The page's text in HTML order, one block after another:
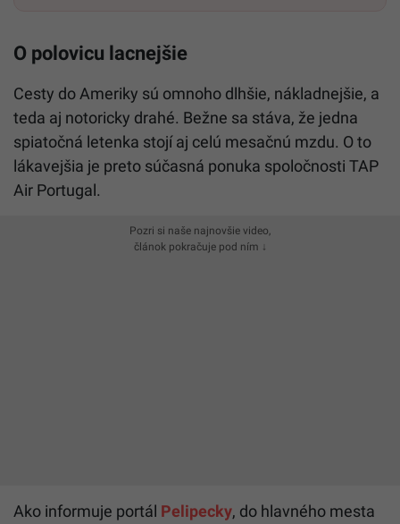
O polovicu lacnejšie
Cesty do Ameriky sú omnoho dlhšie, nákladnejšie, a
teda aj notoricky drahé. Bežne sa stáva, že jedna
spiatočná letenka stojí aj celú mesačnú mzdu. O to
lákavejšia je preto súčasná ponuka spoločnosti TAP
Air Portugal.
Pozri si naše najnovšie video,
článok pokračuje pod ním ↓
Ako informuje portál Pelipecky, do hlavného mesta